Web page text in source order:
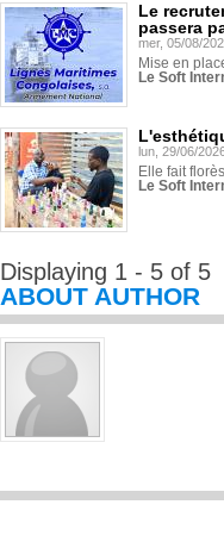
Le
passera
mer, 05/08/
Mise en
Le Soft
lun, 29/06/
Elle fait
Le Soft
Displaying 1 - 5 of 5
ABOUT AUTHOR